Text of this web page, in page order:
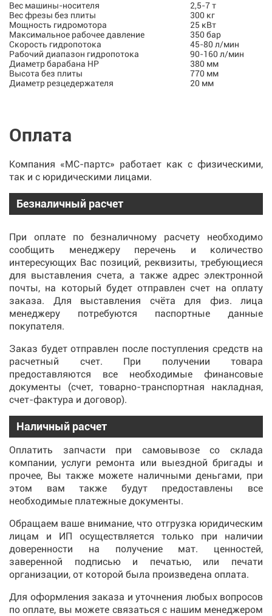
Вес машины-носителя
2,5-7 т
Вес фрезы без плиты
300 кг
Мощность гидромотора
25 кВт
Максимальное рабочее давление
350 бар
Скорость гидропотока
45-80 л/мин
Рабочий диапазон гидропотока
90-160 л/мин
Диаметр барабана HP
380 мм
Высота без плиты
770 мм
Диаметр резцедержателя
20 мм
Оплата
Компания «МС-партс» работает как с физическими,
так и с юридическими лицами.
Безналичный расчет
При оплате по безналичному расчету необходимо
сообщить менеджеру перечень и количество
интересующих Вас позиций, реквизиты, требующиеся
для выставления счета, а также адрес электронной
почты, на который будет отправлен счет на оплату
заказа. Для выставления счёта для физ. лица
менеджеру потребуются паспортные данные
покупателя.
Заказ будет отправлен после поступления средств на
расчетный счет. При получении товара
предоставляются все необходимые финансовые
документы (счет, товарно-транспортная накладная,
счет-фактура и договор).
Наличный расчет
Оплатить запчасти при самовывозе со склада
компании, услуги ремонта или выездной бригады и
прочее, Вы также можете наличными деньгами, при
этом вам также будут предоставлены все
необходимые платежные документы.
Обращаем ваше внимание, что отгрузка юридическим
лицам и ИП осуществляется только при наличии
доверенности на получение мат. ценностей,
заверенной подписью и печатью, или печати
организации, от которой была произведена оплата.
Для оформления заказа и уточнения любых вопросов
по оплате, вы можете связаться с нашим менеджером